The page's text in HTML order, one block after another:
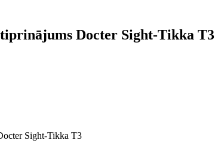
Docter Sight-Tikka T3
Sight-Tikka T3